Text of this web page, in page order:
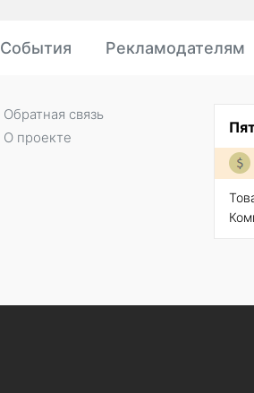
События Рекламодателям
Обратная связь
О проекте